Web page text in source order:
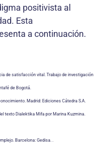
positivista al
Esta
a continuación.
de satisfacción vital. Trabajo de investigación
de Bogotá.
Madrid: Ediciones Cátedra S.A.
texto Dialektika Mifa por Marina Kuzmina.
Barcelona: Gedisa. .